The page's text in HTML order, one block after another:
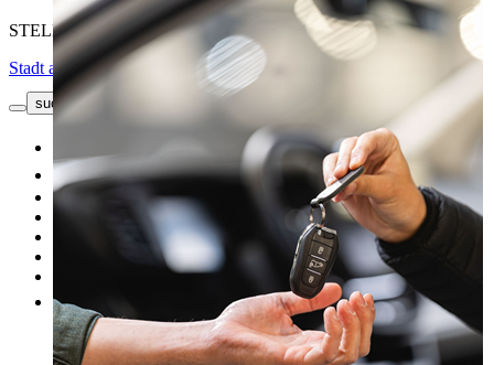
STELLANTIS &YOU SAARBRÜCKEN
Stadt auswählen
suche button - icon
Gebrauchtwagen
Top Angebote
Unsere Marken
Fahrzeug verkaufen
Mehr